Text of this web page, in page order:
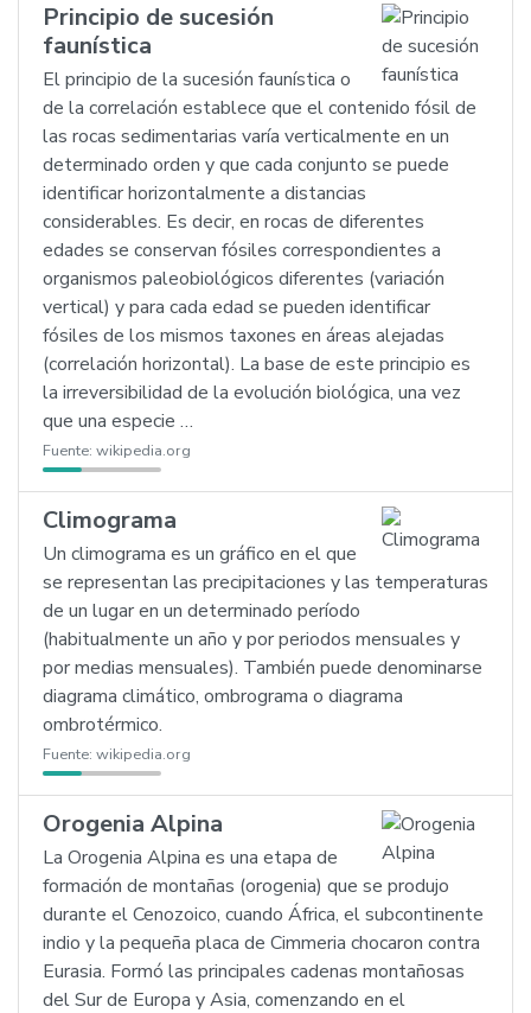
Principio de sucesión
faunística
El principio de la sucesión faunística o
de la correlación establece que el contenido fósil de
las rocas sedimentarias varía verticalmente en un
determinado orden y que cada conjunto se puede
identificar horizontalmente a distancias
considerables. Es decir, en rocas de diferentes
edades se conservan fósiles correspondientes a
organismos paleobiológicos diferentes (variación
vertical) y para cada edad se pueden identificar
fósiles de los mismos taxones en áreas alejadas
(correlación horizontal). La base de este principio es
la irreversibilidad de la evolución biológica, una vez
que una especie …
Fuente: wikipedia.org
Climograma
Un climograma es un gráfico en el que
se representan las precipitaciones y las temperaturas
de un lugar en un determinado período
(habitualmente un año y por periodos mensuales y
por medias mensuales). También puede denominarse
diagrama climático, ombrograma o diagrama
ombrotérmico.
Fuente: wikipedia.org
Orogenia Alpina
La Orogenia Alpina es una etapa de
formación de montañas (orogenia) que se produjo
durante el Cenozoico, cuando África, el subcontinente
indio y la pequeña placa de Cimmeria chocaron contra
Eurasia. Formó las principales cadenas montañosas
del Sur de Europa y Asia, comenzando en el